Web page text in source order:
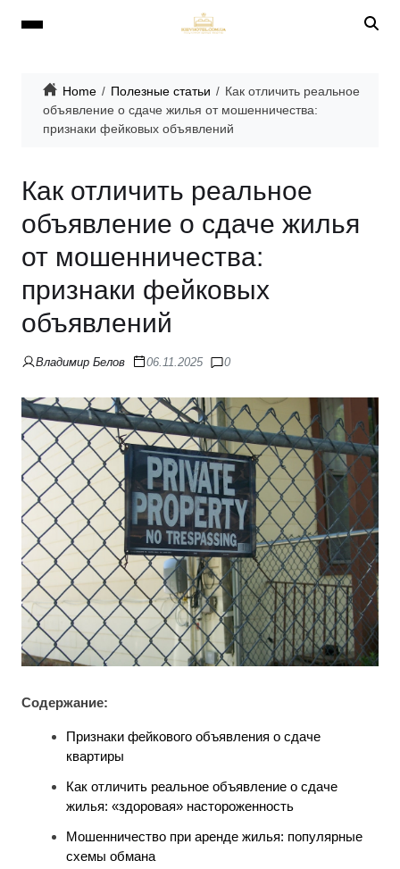
Home Полезные статьи
Как отличить реальное
объявление о сдаче жилья от мошенничества:
признаки фейковых объявлений
Как отличить реальное
объявление о сдаче жилья
от мошенничества:
признаки фейковых
объявлений
Владимир Белов 06.11.2025 0
Содержание:
Признаки фейкового объявления о сдаче
квартиры
Как отличить реальное объявление о сдаче
жилья: «здоровая» настороженность
Мошенничество при аренде жилья: популярные
схемы обмана